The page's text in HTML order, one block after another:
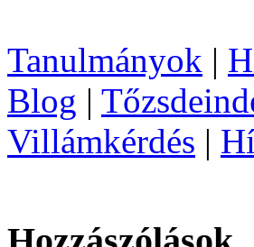
Tanulmányok |
Blog |
Villámkérdés |